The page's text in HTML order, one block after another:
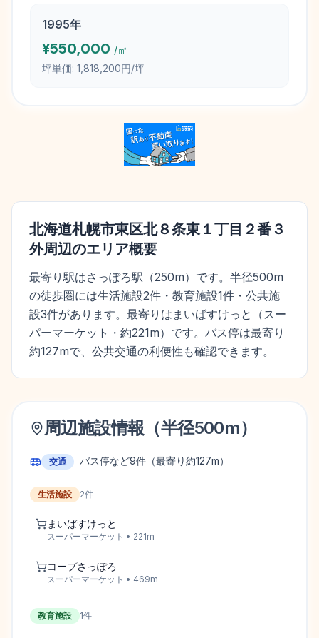
1995年
¥550,000 /㎡
坪単価: 1,818,200円/坪
北海道札幌市東区北８条東１丁目２番３
外周辺のエリア概要
最寄り駅はさっぽろ駅（250m）です。半径500m
の徒歩圏には生活施設2件・教育施設1件・公共施
設3件があります。最寄りはまいばすけっと（スー
パーマーケット・約221m）です。バス停は最寄り
約127mで、公共交通の利便性も確認できます。
周辺施設情報（半径500m）
交通 バス停など9件 （最寄り約127m）
生活施設 2件
まいばすけっと
スーパーマーケット • 221m
コープさっぽろ
スーパーマーケット • 469m
教育施設 1件